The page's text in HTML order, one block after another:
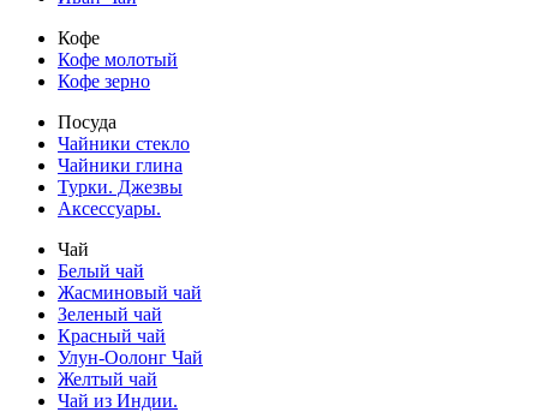
Кофе
Кофе молотый
Кофе зерно
Посуда
Чайники стекло
Чайники глина
Турки. Джезвы
Аксессуары.
Чай
Белый чай
Жасминовый чай
Зеленый чай
Красный чай
Улун-Оолонг Чай
Желтый чай
Чай из Индии.